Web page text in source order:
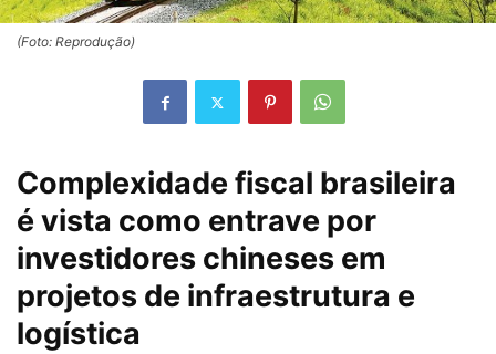
(Foto: Reprodução)
Complexidade fiscal brasileira
é vista como entrave por
investidores chineses em
projetos de infraestrutura e
logística